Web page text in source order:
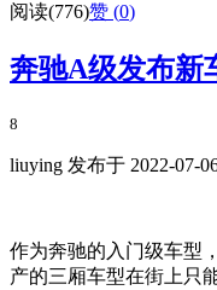
阅读(776)赞 (0)
奔驰A级发布新
8
liuying 发布于 2022-07-
作为奔驰的入门级车型
产的三厢车型在街上只